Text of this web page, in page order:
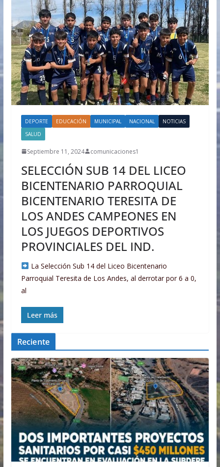
DEPORTE EDUCACIÓN MUNICIPAL NACIONAL
NOTICIAS
SALUD
Septiembre 11, 2024 comunicaciones1
SELECCIÓN SUB 14 DEL LICEO
BICENTENARIO PARROQUIAL
BICENTENARIO TERESITA DE
LOS ANDES CAMPEONES EN
LOS JUEGOS DEPORTIVOS
PROVINCIALES DEL IND.
La Selección Sub 14 del Liceo Bicentenario
Parroquial Teresita de Los Andes, al derrotar por 6 a 0,
al
Leer más
Reciente